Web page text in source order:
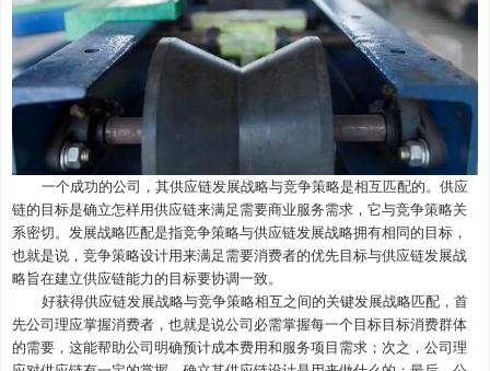
一个成功的公司，其供应链发展战略与竞争策略是相互匹配的。供应
链的目标是确立怎样用供应链来满足需要商业服务需求，它与竞争策略关
系密切。发展战略匹配是指竞争策略与供应链发展战略拥有相同的目标，
也就是说，竞争策略设计用来满足需要消费者的优先目标与供应链发展战
略旨在建立供应链能力的目标要协调一致。
好获得供应链发展战略与竞争策略相互之间的关键发展战略匹配， 首
先公司理应掌握消费者，也就是说公司必需掌握每一个目标目标消费群体
的需要，这能帮助公司明确预计成本费用和服务项目需求；次之，公司理